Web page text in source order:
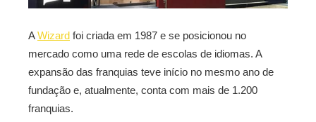
AWizard foi criada em 1987 e se posicionou no
mercado como uma rede de escolas de idiomas. A
expansão das franquias teve início no mesmo ano de
fundação e, atualmente, conta com mais de 1.200
franquias.